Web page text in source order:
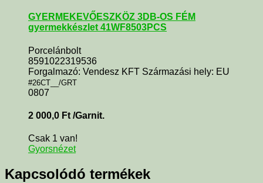
GYERMEKEVŐESZKÖZ 3DB-OS FÉM
gyermekkészlet 41WF8503PCS
Porcelánbolt
8591022319536
Forgalmazó: Vendesz KFT Származási hely: EU
#26CT__/GRT
0807
2 000,0 Ft /Garnit.
Csak 1 van!
Gyorsnézet
Kapcsolódó termékek